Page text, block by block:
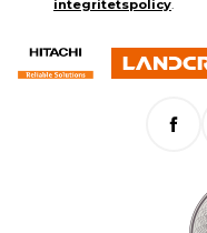
integritetspolicy.